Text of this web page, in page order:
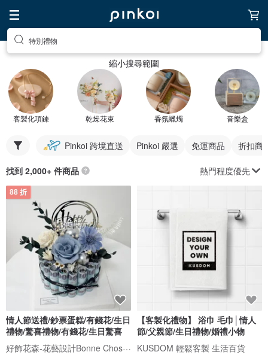
特別禮物
縮小搜尋範圍
客製化項鍊 乾燥花束 香氛蠟燭 音樂盒
Pinkoi 跨境直送 Pinkoi 嚴選 免運商品 折扣商
找到 2,000+ 件商品 熱門程度優先
88 折
情人節送禮/鈔票蛋糕/有錢花/生日
禮物/驚喜禮物/有錢花/生日驚喜
好飾花森-花藝設計Bonne Chose．Floral Art
【客製化禮物】 浴巾 毛巾│情人
節/父親節/生日禮物/婚禮小物
KUSDOM 輕鬆客製 生活百貨